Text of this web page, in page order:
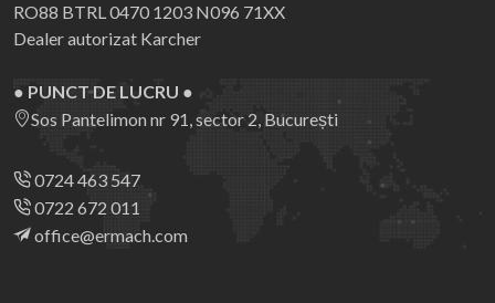
RO88 BTRL 0470 1203 N096 71XX
Dealer autorizat Karcher
● PUNCT DE LUCRU ●
Sos Pantelimon nr 91, sector 2, București
0724 463 547
0722 672 011
office@ermach.com